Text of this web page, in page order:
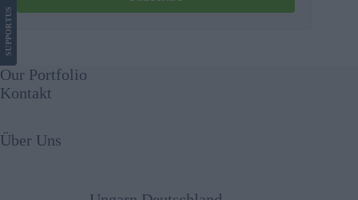
SUPPORT
US
Our Portfolio
Kontakt
Über Uns